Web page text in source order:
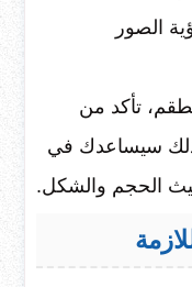
الصور
تأكد من
سيساعدك في
الحجم والشكل.